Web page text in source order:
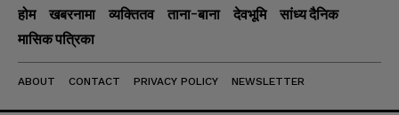
होम खबरनामा व्यक्तितव ताना-बाना देवभूमि
सांध्य दैनिक
मासिक पत्रिका
ABOUT CONTACT PRIVACY POLICY NEWSLETTER